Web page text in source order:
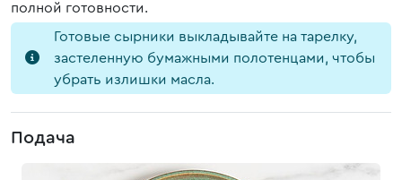
полной готовности.
Готовые сырники выкладывайте на тарелку,
застеленную бумажными полотенцами, чтобы
убрать излишки масла.
Подача